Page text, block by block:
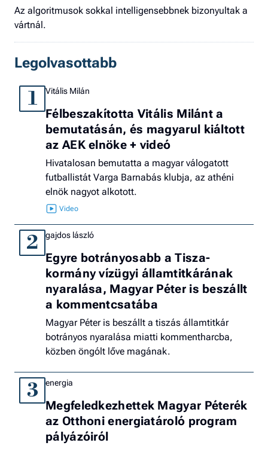
Az algoritmusok sokkal intelligensebbnek bizonyultak a
vártnál.
Legolvasottabb
1 Vitális Milán
Félbeszakította Vitális Milánt a
bemutatásán, és magyarul kiáltott
az AEK elnöke + videó
Hivatalosan bemutatta a magyar válogatott
futballistát Varga Barnabás klubja, az athéni
elnök nagyot alkotott.
2 gajdos lászló
Egyre botrányosabb a Tisza-
kormány vízügyi államtitkárának
nyaralása, Magyar Péter is beszállt
a kommentcsatába
Magyar Péter is beszállt a tiszás államtitkár
botrányos nyaralása miatti kommentharcba,
közben öngólt lőve magának.
3 energia
Megfeledkezhettek Magyar Péterék
az Otthoni energiatároló program
pályázóiról